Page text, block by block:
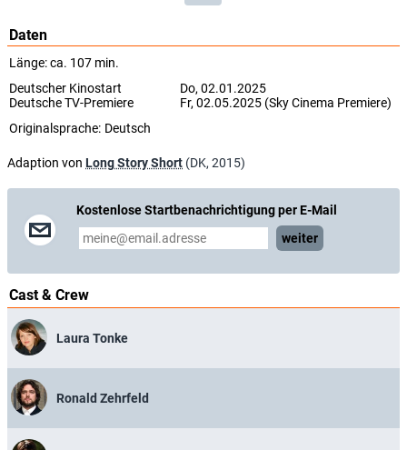
Daten
Länge: ca. 107 min.
Deutscher Kinostart
Do, 02.01.2025
Deutsche TV-Premiere
Fr, 02.05.2025 (Sky Cinema Premiere)
Originalsprache: Deutsch
Adaption von Long Story Short (DK, 2015)
Kostenlose Startbenachrichtigung per E-Mail
weiter
Cast & Crew
Laura Tonke
Ronald Zehrfeld